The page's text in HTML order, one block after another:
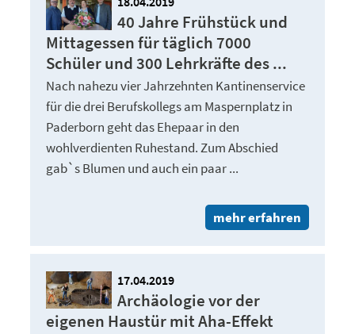
40 Jahre Frühstück und
Mittagessen für täglich 7000
Schüler und 300 Lehrkräfte des ...
Nach nahezu vier Jahrzehnten Kantinenservice
für die drei Berufskollegs am Maspernplatz in
Paderborn geht das Ehepaar in den
wohlverdienten Ruhestand. Zum Abschied
gab`s Blumen und auch ein paar ...
mehr erfahren
17.04.2019
Archäologie vor der
eigenen Haustür mit Aha-Effekt